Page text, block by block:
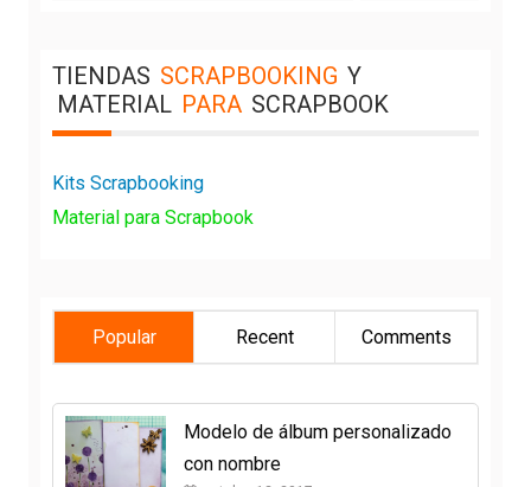
TIENDAS SCRAPBOOKING Y
MATERIAL PARA SCRAPBOOK
Kits Scrapbooking
Material para Scrapbook
Popular Recent Comments
Modelo de álbum personalizado
con nombre